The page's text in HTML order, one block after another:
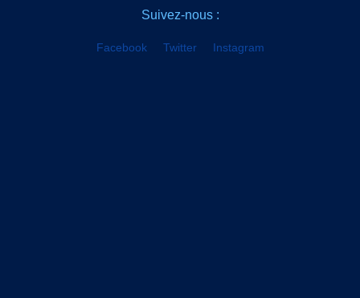
Suivez-nous :
Facebook Twitter Instagram